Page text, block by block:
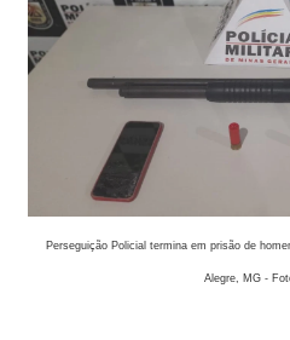
Perseguição Policial termina em prisão de
Alegre, MG -